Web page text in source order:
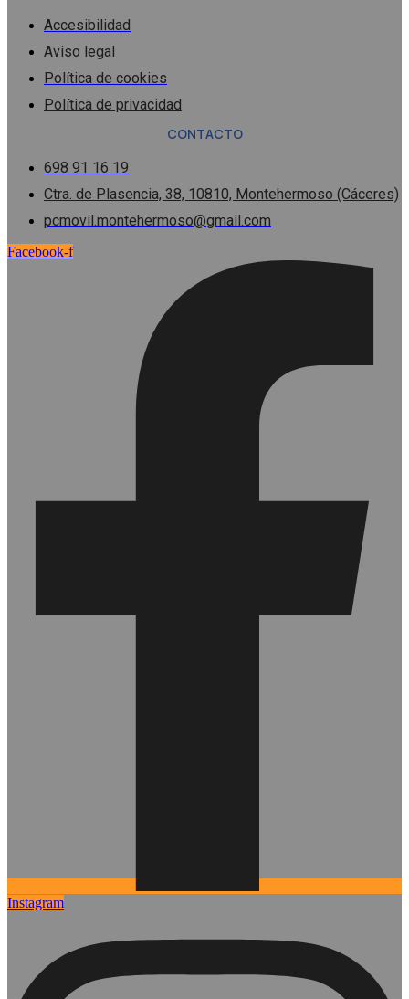
Accesibilidad
Aviso legal
Política de cookies
Política de privacidad
CONTACTO
698 91 16 19
Ctra. de Plasencia, 38, 10810, Montehermoso (Cáceres)
pcmovil.montehermoso@gmail.com
Facebook-f
Instagram